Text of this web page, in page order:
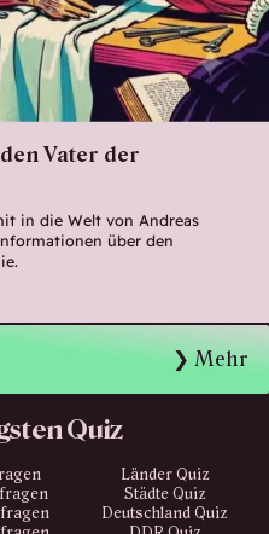
Vater der
in die Welt von Andreas
über den
Mehr
Quiz
Länder Quiz
Städte Quiz
Deutschland Quiz